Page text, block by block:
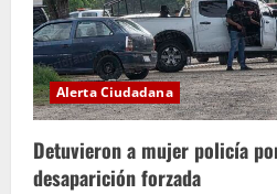
Alerta Ciudadana
Detuvieron a mujer policía
desaparición forzada